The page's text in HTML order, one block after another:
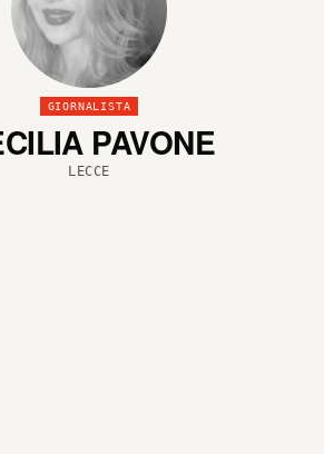
GIORNALISTA
PAVONE
LECCE